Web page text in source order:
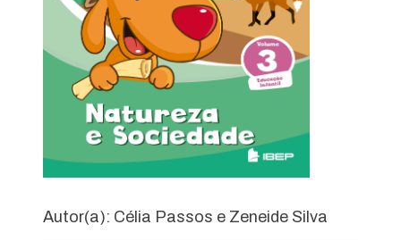
Autor(a): Célia Passos e Zeneide Silva